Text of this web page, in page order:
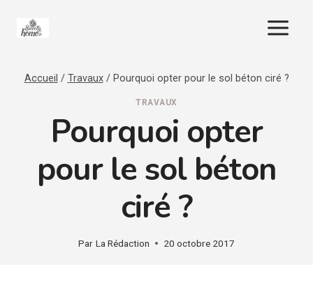
Accueil / Travaux / Pourquoi opter pour le sol béton ciré ?
TRAVAUX
Pourquoi opter
pour le sol béton
ciré ?
Par La Rédaction 20 octobre 2017